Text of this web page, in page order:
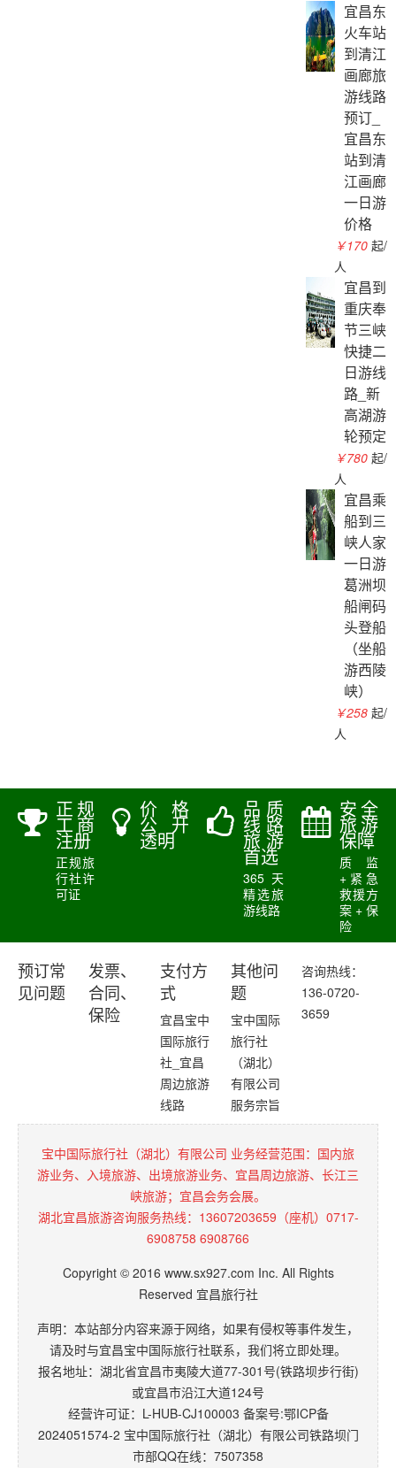
宜昌东
火车站
到清江
画廊旅
游线路
预订_
宜昌东
站到清
江画廊
一日游
价格
￥170 起/
人
宜昌到
重庆奉
节三峡
快捷二
日游线
路_新
高湖游
轮预定
￥780 起/
人
宜昌乘
船到三
峡人家
一日游
葛洲坝
船闸码
头登船
（坐船
游西陵
峡）
￥258 起/
人
正规
工商
注册
正规旅
行社许
可证
价格
公开
透明
品质
线路
旅游
首选
365天
精选旅
游线路
安全
旅游
保障
质监
+紧急
救援方
案+保
险
预订常
见问题
发票、
合同、
保险
支付方
式
宜昌宝中
国际旅行
社_宜昌
周边旅游
线路
其他问
题
宝中国际
旅行社
（湖北）
有限公司
服务宗旨
咨询热线：
136-0720-
3659
宝中国际旅行社（湖北）有限公司 业务经营范围：国内旅
游业务、入境旅游、出境旅游业务、宜昌周边旅游、长江三
峡旅游；宜昌会务会展。
湖北宜昌旅游咨询服务热线：13607203659（座机）0717-
6908758 6908766
Copyright © 2016 www.sx927.com Inc. All Rights
Reserved 宜昌旅行社
声明：本站部分内容来源于网络，如果有侵权等事件发生，
请及时与宜昌宝中国际旅行社联系，我们将立即处理。
报名地址：湖北省宜昌市夷陵大道77-301号(铁路坝步行街)
或宜昌市沿江大道124号
经营许可证：L-HUB-CJ100003 备案号:鄂ICP备
2024051574-2 宝中国际旅行社（湖北）有限公司铁路坝门
市部QQ在线：7507358